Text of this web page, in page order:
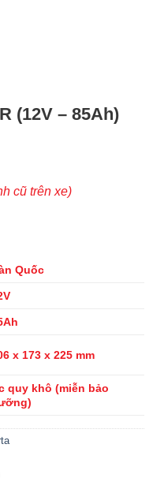
(12V – 85Ah)
cũ trên xe)
Quốc
x 173 x 225 mm
quy khô (miễn bảo